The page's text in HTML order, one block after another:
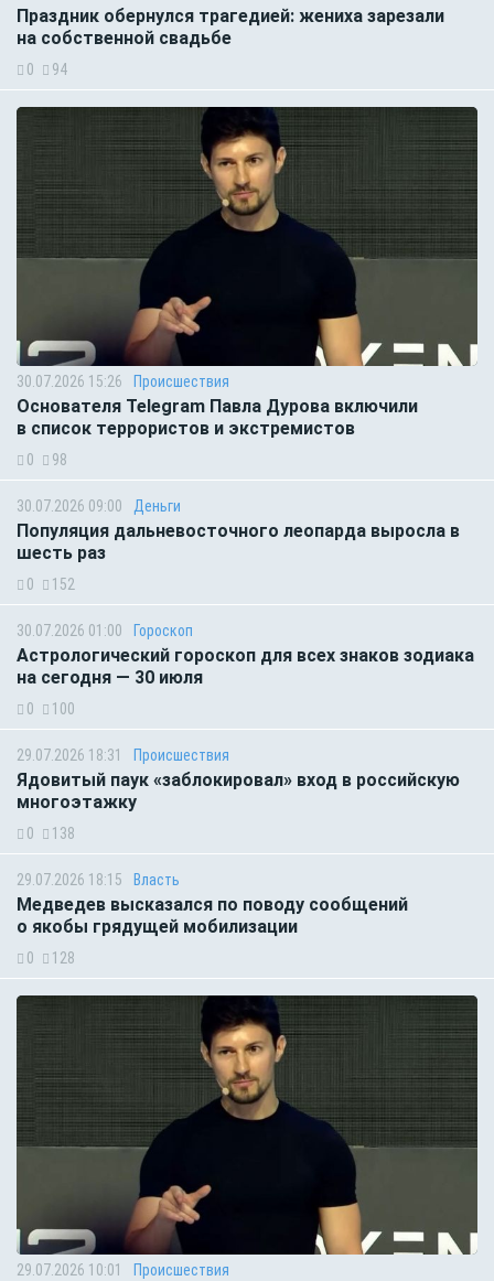
Праздник обернулся трагедией: жениха зарезали
на собственной свадьбе
0 94
30.07.2026 15:26 Происшествия
Основателя Telegram Павла Дурова включили
в список террористов и экстремистов
0 98
30.07.2026 09:00 Деньги
Популяция дальневосточного леопарда выросла в
шесть раз
0 152
30.07.2026 01:00 Гороскоп
Астрологический гороскоп для всех знаков зодиака
на сегодня — 30 июля
0 100
29.07.2026 18:31 Происшествия
Ядовитый паук «заблокировал» вход в российскую
многоэтажку
0 138
29.07.2026 18:15 Власть
Медведев высказался по поводу сообщений
о якобы грядущей мобилизации
0 128
29.07.2026 10:01 Происшествия